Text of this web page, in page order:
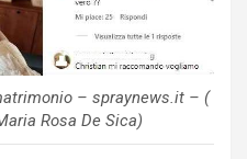
– spraynews.it – (
Rosa De Sica)